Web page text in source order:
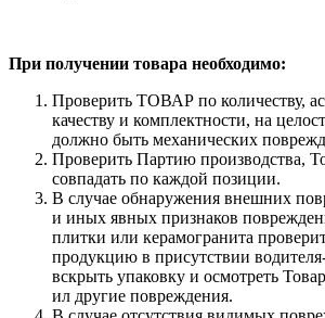
При получении товара необходимо:
Проверить ТОВАР по количеству,
качеству и комплектности, на
должно быть механических
Проверить Партию производства,
совпадать по каждой позиции.
В случае обнаружения внешних
и иных явных признаков
плитки или керамогранита
продукцию в присутствии
вскрыть упаковку и осмотреть
ил другие повреждения.